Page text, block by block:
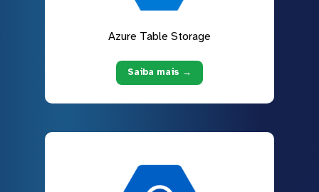
Azure Table Storage
Saiba mais →